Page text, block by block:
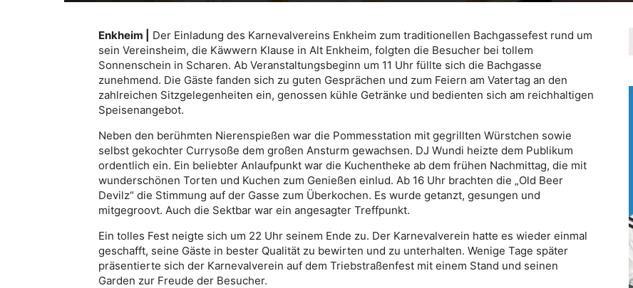
Enkheim |
Der Einladung des Karnevalvereins Enkheim zum traditionellen Bachgassefest rund um
sein Vereinsheim, die Käwwern Klause in Alt Enkheim, folgten die Besucher bei tollem
Sonnenschein in Scharen. Ab Veranstaltungsbeginn um 11 Uhr füllte sich die Bachgasse
zunehmend. Die Gäste fanden sich zu guten Gesprächen und zum Feiern am Vatertag an den
zahlreichen Sitzgelegenheiten ein, genossen kühle Getränke und bedienten sich am reichhaltigen
Speisenangebot.
Neben den berühmten Nierenspießen war die Pommesstation mit gegrillten Würstchen sowie
selbst gekochter Currysoße dem großen Ansturm gewachsen. DJ Wundi heizte dem Publikum
ordentlich ein. Ein beliebter Anlaufpunkt war die Kuchentheke ab dem frühen Nachmittag, die mit
wunderschönen Torten und Kuchen zum Genießen einlud. Ab 16 Uhr brachten die „Old Beer
Devilz“ die Stimmung auf der Gasse zum Überkochen. Es wurde getanzt, gesungen und
mitgegroovt. Auch die Sektbar war ein angesagter Treffpunkt.
Ein tolles Fest neigte sich um 22 Uhr seinem Ende zu. Der Karnevalverein hatte es wieder einmal
geschafft, seine Gäste in bester Qualität zu bewirten und zu unterhalten. Wenige Tage später
präsentierte sich der Karnevalverein auf dem Triebstraßenfest mit einem Stand und seinen
Garden zur Freude der Besucher.